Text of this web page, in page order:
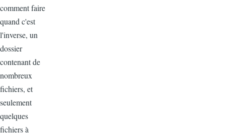
comment faire
quand c'est
l'inverse, un
dossier
contenant de
nombreux
fichiers, et
seulement
quelques
fichiers à